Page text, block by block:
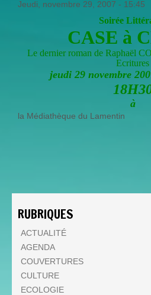
Jeudi, novembre 29, 2007 - 15:45
Soirée
CASE à
Le dernier roman de Raphaël
Ecritures
jeudi 29 novembre
à
la Médiathèque du Lamentin
RUBRIQUES
ACTUALITÉ
AGENDA
COUVERTURES
CULTURE
ECOLOGIE